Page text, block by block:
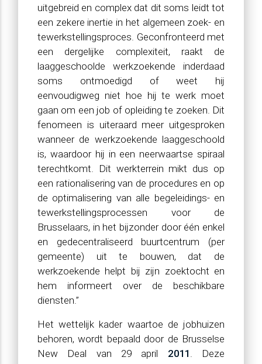
uitgebreid en complex dat dit soms leidt tot
een zekere inertie in het algemeen zoek- en
tewerkstellingsproces. Geconfronteerd met
een dergelijke complexiteit, raakt de
laaggeschoolde werkzoekende inderdaad
soms ontmoedigd of weet hij
eenvoudigweg niet hoe hij te werk moet
gaan om een job of opleiding te zoeken. Dit
fenomeen is uiteraard meer uitgesproken
wanneer de werkzoekende laaggeschoold
is, waardoor hij in een neerwaartse spiraal
terechtkomt. Dit werkterrein mikt dus op
een rationalisering van de procedures en op
de optimalisering van alle begeleidings- en
tewerkstellingsprocessen voor de
Brusselaars, in het bijzonder door één enkel
en gedecentraliseerd buurtcentrum (per
gemeente) uit te bouwen, dat de
werkzoekende helpt bij zijn zoektocht en
hem informeert over de beschikbare
diensten.”
Het wettelijk kader waartoe de jobhuizen
behoren, wordt bepaald door de Brusselse
New Deal van 29 april 2011. Deze